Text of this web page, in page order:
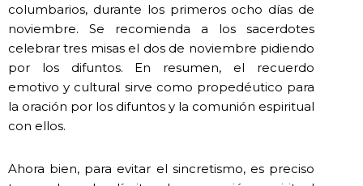
columbarios, durante los primeros ocho días de
noviembre. Se recomienda a los sacerdotes
celebrar tres misas el dos de noviembre pidiendo
por los difuntos. En resumen, el recuerdo
emotivo y cultural sirve como propedéutico para
la oración por los difuntos y la comunión espiritual
con ellos.
Ahora bien, para evitar el sincretismo, es preciso